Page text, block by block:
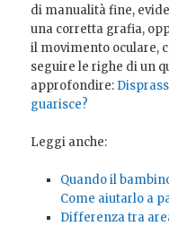
di manualità fine,
una corretta grafia,
il movimento oculare,
seguire le righe di un
approfondire:
guarisce?
Leggi anche:
Quando il
Come aiutarlo a
Differenza tra